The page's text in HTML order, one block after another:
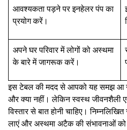
आवश्यकता पड़ने पर इनहेलर पंप का
प्रयोग करें।
अपने घर परिवार में लोगों को अस्थमा
के बारे में जागरूक करें।
इस टेबल की मदद से आपको यह समझ आ
और क्या नहीं। लेकिन स्वस्थ जीवनशैली
विस्तार से बात होनी चाहिए।
लाएं और अस्थमा अटैक की संभावनाओं